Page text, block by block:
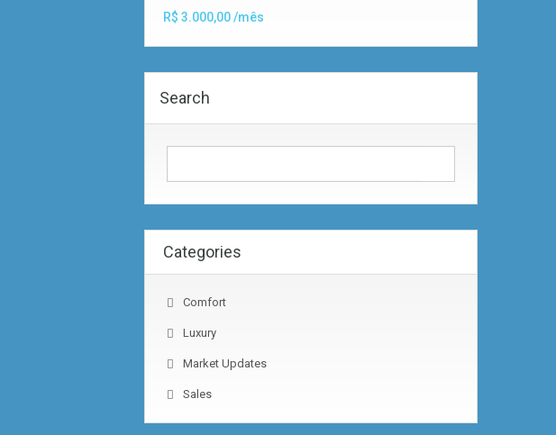
R$ 3.000,00 /mês
Search
Categories
Comfort
Luxury
Market Updates
Sales